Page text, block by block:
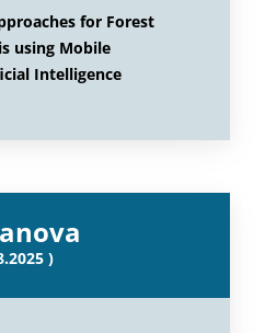
for Forest
using Mobile
Intelligence
)